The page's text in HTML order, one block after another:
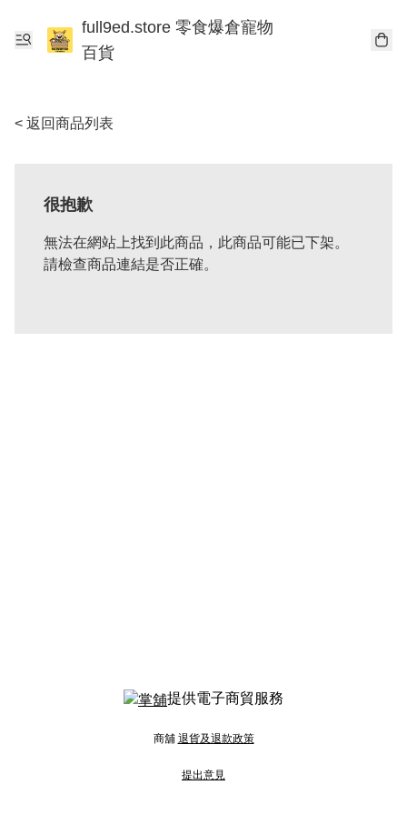
full9ed.store 零食爆倉寵物
百貨
< 返回商品列表
很抱歉
無法在網站上找到此商品，此商品可能已下架。
請檢查商品連結是否正確。
提供電子商貿服務
商舖 退貨及退款政策
提出意見